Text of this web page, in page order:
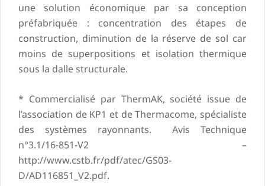
une solution économique par sa conception
préfabriquée : concentration des étapes de
construction, diminution de la réserve de sol car
moins de superpositions et isolation thermique
sous la dalle structurale.
* Commercialisé par ThermAK, société issue de
l’association de KP1 et de Thermacome, spécialiste
des systèmes rayonnants. Avis Technique
n°3.1/16-851-V2 –
http://www.cstb.fr/pdf/atec/GS03-
D/AD116851_V2.pdf.